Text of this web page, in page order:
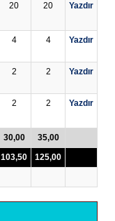
20 20 Yazdır
4 4 Yazdır
2 2 Yazdır
2 2 Yazdır
30,00
35,00
103,50 125,00